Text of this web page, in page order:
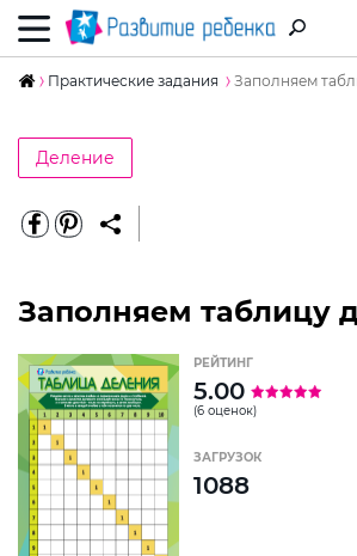
Практические задания Заполняем
Деление
Заполняем таблицу
РЕЙТИНГ
5.00
(6 оценок)
ЗАГРУЗОК
1088